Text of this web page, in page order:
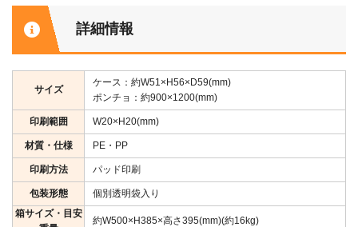
詳細情報
サイズ
ケース：約W51×H56×D59(mm)
ポンチョ：約900×1200(mm)
印刷範囲 W20×H20(mm)
材質・仕様 PE・PP
印刷方法 パッド印刷
包装形態
個別透明袋入り
箱サイズ・目安
約W500×H385×高さ395(mm)(約16kg)